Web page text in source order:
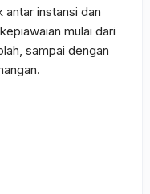
instansi dan
mulai dari
sampai dengan